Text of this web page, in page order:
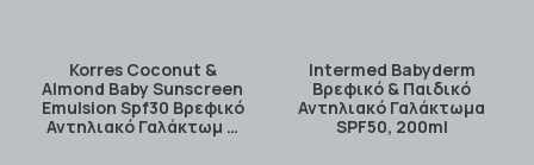
Korres Coconut &
Almond Baby Sunscreen
Emulsion Spf30 Βρεφικό
Αντηλιακό Γαλάκτωμ …
Intermed Babyderm
Βρεφικό & Παιδικό
Αντηλιακό Γαλάκτωμα
SPF50, 200ml